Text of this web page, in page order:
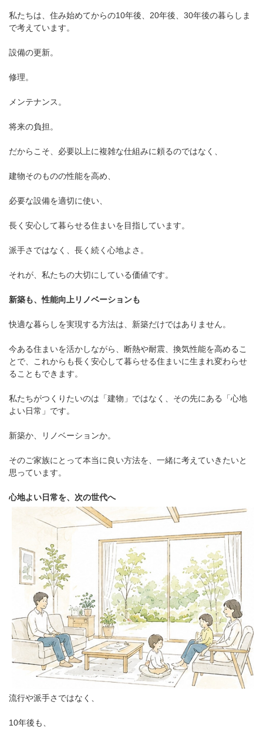
私たちは、住み始めてからの10年後、20年後、30年後の暮らしま
で考えています。
設備の更新。
修理。
メンテナンス。
将来の負担。
だからこそ、必要以上に複雑な仕組みに頼るのではなく、
建物そのものの性能を高め、
必要な設備を適切に使い、
長く安心して暮らせる住まいを目指しています。
派手さではなく、長く続く心地よさ。
それが、私たちの大切にしている価値です。
新築も、性能向上リノベーションも
快適な暮らしを実現する方法は、新築だけではありません。
今ある住まいを活かしながら、断熱や耐震、換気性能を高めるこ
とで、これからも長く安心して暮らせる住まいに生まれ変わらせ
ることもできます。
私たちがつくりたいのは「建物」ではなく、その先にある「心地
よい日常」です。
新築か、リノベーションか。
そのご家族にとって本当に良い方法を、一緒に考えていきたいと
思っています。
心地よい日常を、次の世代へ
流行や派手さではなく、
10年後も、